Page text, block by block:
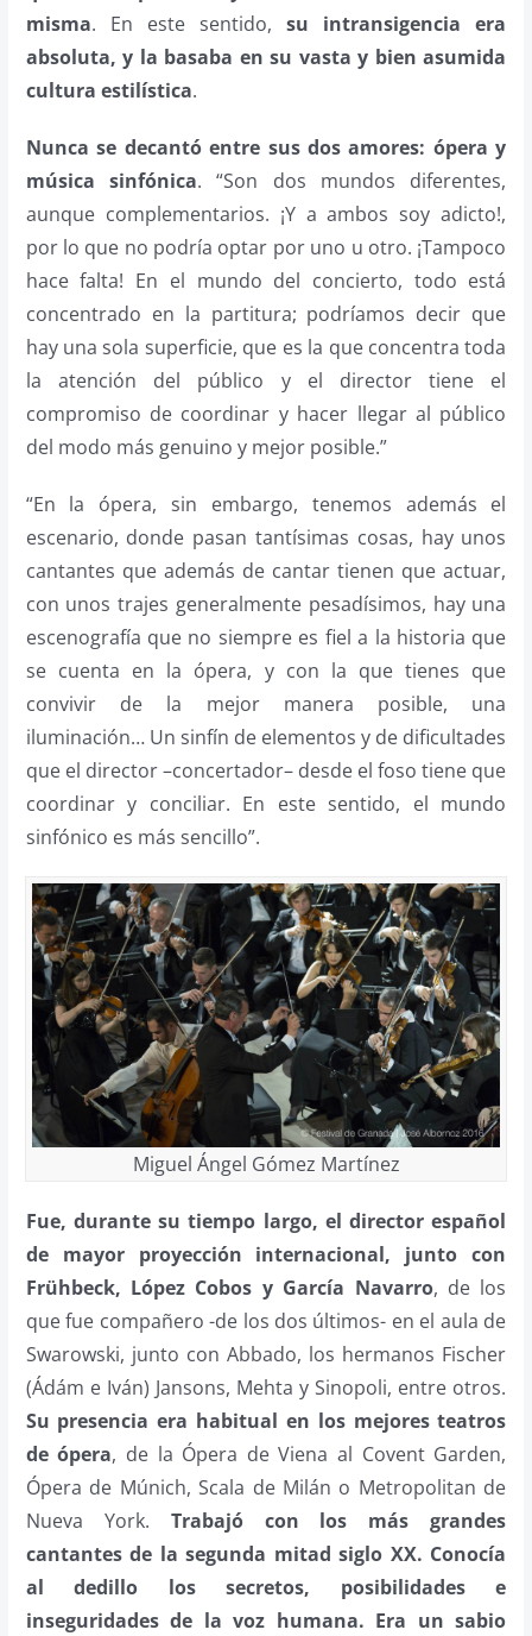
misma. En este sentido, su intransigencia era
absoluta, y la basaba en su vasta y bien asumida
cultura estilística.
Nunca se decantó entre sus dos amores: ópera y
música sinfónica. “Son dos mundos diferentes,
aunque complementarios. ¡Y a ambos soy adicto!,
por lo que no podría optar por uno u otro. ¡Tampoco
hace falta! En el mundo del concierto, todo está
concentrado en la partitura; podríamos decir que
hay una sola superficie, que es la que concentra toda
la atención del público y el director tiene el
compromiso de coordinar y hacer llegar al público
del modo más genuino y mejor posible.”
“En la ópera, sin embargo, tenemos además el
escenario, donde pasan tantísimas cosas, hay unos
cantantes que además de cantar tienen que actuar,
con unos trajes generalmente pesadísimos, hay una
escenografía que no siempre es fiel a la historia que
se cuenta en la ópera, y con la que tienes que
convivir de la mejor manera posible, una
iluminación… Un sinfín de elementos y de dificultades
que el director –concertador– desde el foso tiene que
coordinar y conciliar. En este sentido, el mundo
sinfónico es más sencillo”.
Miguel Ángel Gómez Martínez
Fue, durante su tiempo largo, el director español
de mayor proyección internacional, junto con
Frühbeck, López Cobos y García Navarro, de los
que fue compañero -de los dos últimos- en el aula de
Swarowski, junto con Abbado, los hermanos Fischer
(Ádám e Iván) Jansons, Mehta y Sinopoli, entre otros.
Su presencia era habitual en los mejores teatros
de ópera, de la Ópera de Viena al Covent Garden,
Ópera de Múnich, Scala de Milán o Metropolitan de
Nueva York. Trabajó con los más grandes
cantantes de la segunda mitad siglo XX. Conocía
al dedillo los secretos, posibilidades e
inseguridades de la voz humana. Era un sabio